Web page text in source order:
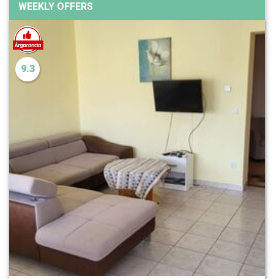
WEEKLY OFFERS
9.3